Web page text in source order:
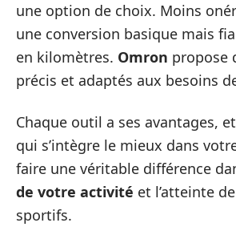
une option de choix. Moins
une conversion basique mais
en kilomètres. Omron propose
précis et adaptés aux besoins
Chaque outil a ses avantages,
qui s’intègre le mieux dans
faire une véritable différence
de votre activité et l’atteinte
sportifs.